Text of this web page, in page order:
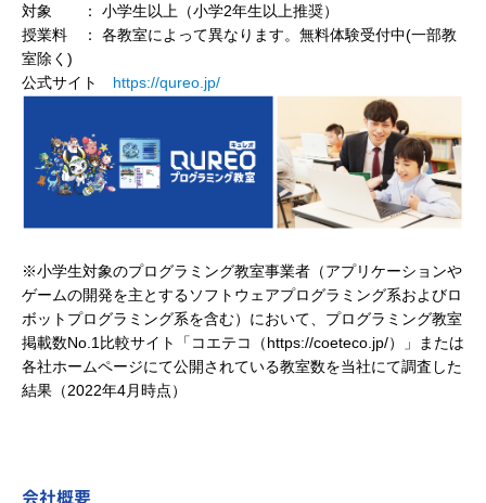
対象 ： 小学生以上（小学2年生以上推奨）
授業料 ： 各教室によって異なります。無料体験受付中(一部教
室除く)
公式サイト https://qureo.jp/
※小学生対象のプログラミング教室事業者（アプリケーションや
ゲームの開発を主とするソフトウェアプログラミング系およびロ
ボットプログラミング系を含む）において、プログラミング教室
掲載数No.1比較サイト「コエテコ（https://coeteco.jp/）」または
各社ホームページにて公開されている教室数を当社にて調査した
結果（2022年4月時点）
会社概要